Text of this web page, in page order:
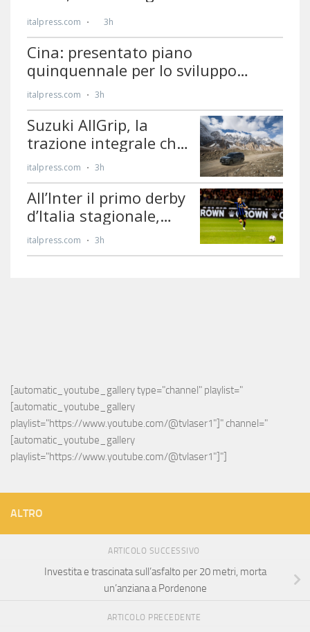
[automatic_youtube_gallery type="channel" playlist="
[automatic_youtube_gallery
playlist="https://www.youtube.com/@tvlaser1"]" channel="
[automatic_youtube_gallery
playlist="https://www.youtube.com/@tvlaser1"]"]
ALTRO
ARTICOLO SUCCESSIVO
Investita e trascinata sull’asfalto per 20 metri, morta
un’anziana a Pordenone
ARTICOLO PRECEDENTE